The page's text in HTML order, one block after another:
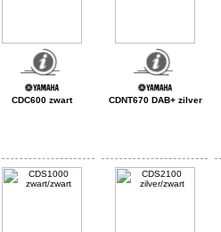
CDC600 zwart CDNT670 DAB+ zilver